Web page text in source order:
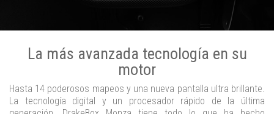
La más avanzada tecnología en su
motor
Hasta 14 poderosos mapeos y una nueva pantalla ultra brillante.
La tecnología digital y un procesador rápido de la última